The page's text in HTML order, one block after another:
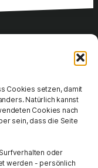
Cookies setzen, damit
Natürlich kannst
Cookies nach
sein, dass die Seite
oder
werden - persönlich